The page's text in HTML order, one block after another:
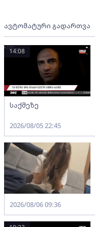
ავტომატური გადართვა
საქმეზე
14:08
2026/08/05 22:45
2026/08/06 09:36